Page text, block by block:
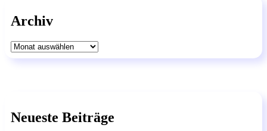
Archiv
Archiv
Neueste Beiträge